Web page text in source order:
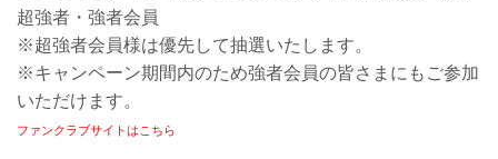
超強者・強者会員
※超強者会員様は優先して抽選いたします。
※キャンペーン期間内のため強者会員の皆さまにもご参加
いただけます。
ファンクラブサイトはこちら